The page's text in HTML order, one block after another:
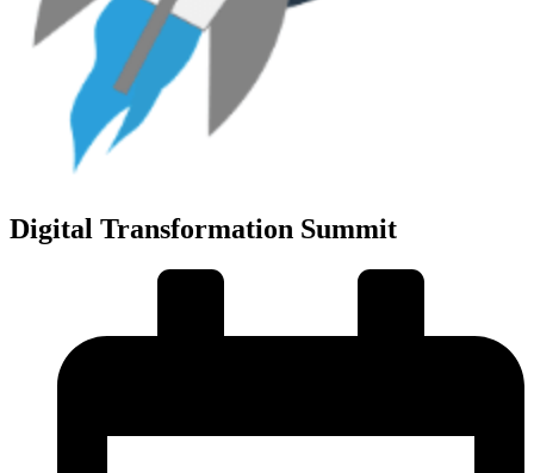
Digital Transformation Summit